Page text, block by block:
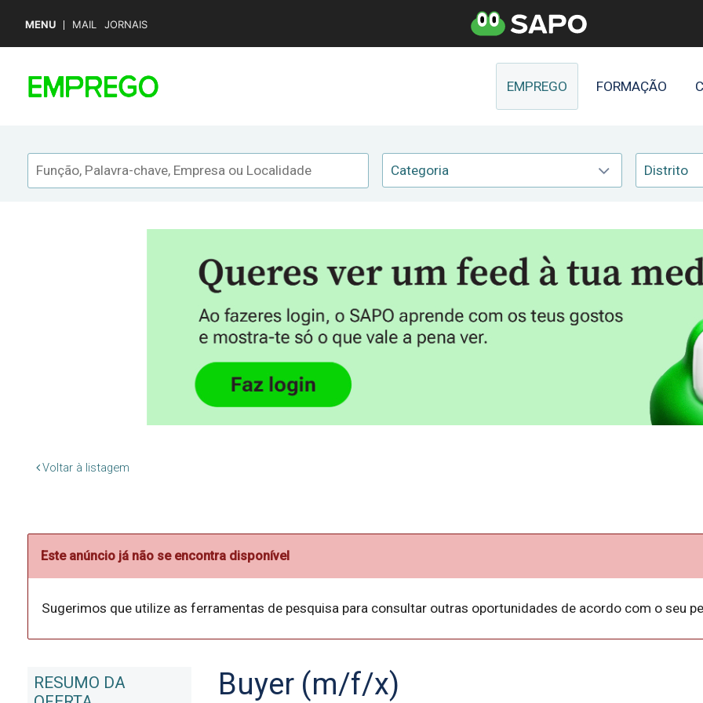
MENU MAIL JORNAIS
EMPREGO FORMAÇÃO
Categoria Distrito
Voltar à listagem
Este anúncio já não se encontra disponível
Sugerimos que utilize as ferramentas de pesquisa para consultar outras oportunidades de acordo com o seu
RESUMO DA
Buyer (m/f/x)